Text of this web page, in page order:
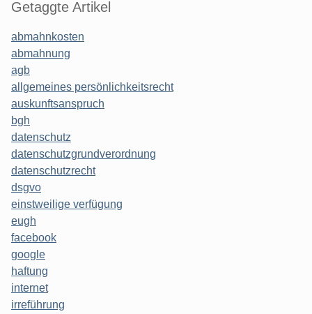
Getaggte Artikel
abmahnkosten
abmahnung
agb
allgemeines persönlichkeitsrecht
auskunftsanspruch
bgh
datenschutz
datenschutzgrundverordnung
datenschutzrecht
dsgvo
einstweilige verfügung
eugh
facebook
google
haftung
internet
irreführung